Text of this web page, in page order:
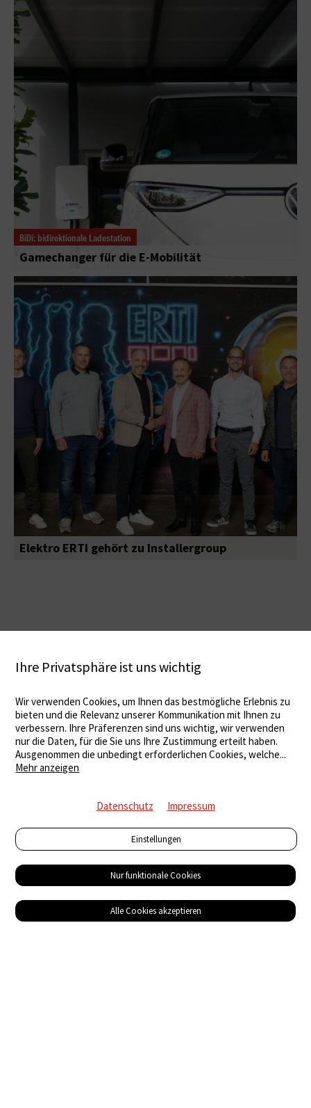
BiDi: bidirektionale Ladestation
Gamechanger für die E-Mobilität
Elektro ERTI gehört zu Installergroup
Ihre Privatsphäre ist uns wichtig
Wir verwenden Cookies, um Ihnen das bestmögliche Erlebnis zu
bieten und die Relevanz unserer Kommunikation mit Ihnen zu
verbessern. Ihre Präferenzen sind uns wichtig, wir verwenden
nur die Daten, für die Sie uns Ihre Zustimmung erteilt haben.
Ausgenommen die unbedingt erforderlichen Cookies, welche...
Mehr anzeigen
Datenschutz Impressum
Einstellungen
Nur funktionale Cookies
Alle Cookies akzeptieren